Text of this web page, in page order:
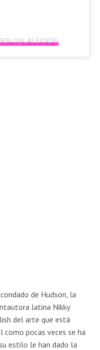
(@LALEIDEN)
de Hudson, la
latina Nikky
del arte que está
pocas veces se ha
estilo le han dado la